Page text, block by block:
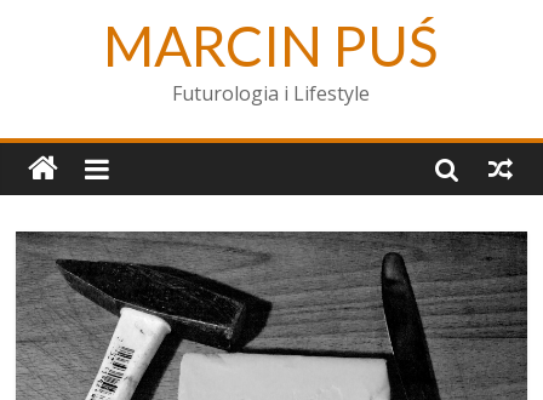
MARCIN PUŚ
Futurologia i Lifestyle